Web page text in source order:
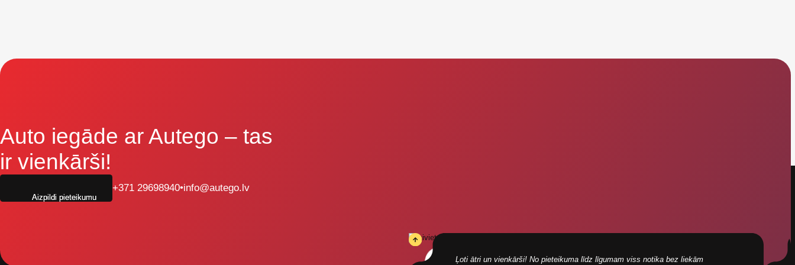
Auto iegāde ar Autego – tas
ir vienkārši!
+371 29698940•info@autego.lv
Ļoti ātri un vienkārši! No pieteikuma līdz līgumam viss notika bez liekām